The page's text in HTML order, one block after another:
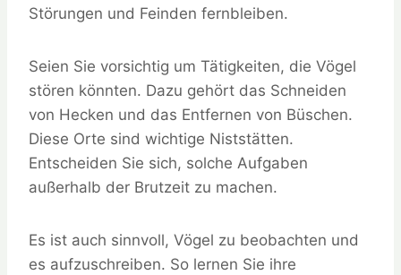
Störungen und Feinden fernbleiben.
Seien Sie vorsichtig um Tätigkeiten, die Vögel
stören könnten. Dazu gehört das Schneiden
von Hecken und das Entfernen von Büschen.
Diese Orte sind wichtige Niststätten.
Entscheiden Sie sich, solche Aufgaben
außerhalb der Brutzeit zu machen.
Es ist auch sinnvoll, Vögel zu beobachten und
es aufzuschreiben. So lernen Sie ihre